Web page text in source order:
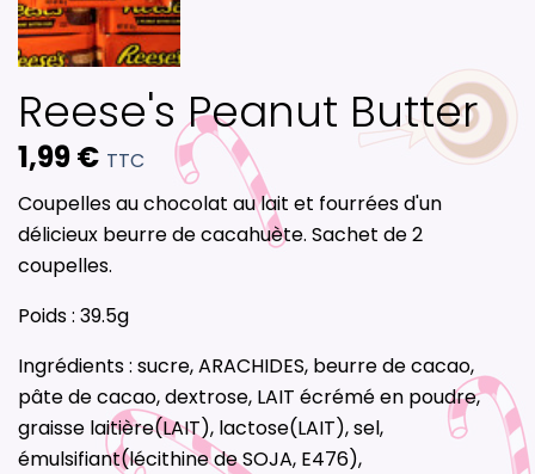
Reese's Peanut Butter
1,99 € TTC
Coupelles au chocolat au lait et fourrées d'un
délicieux beurre de cacahuète. Sachet de 2
coupelles.
Poids : 39.5g
Ingrédients : sucre, ARACHIDES, beurre de cacao,
pâte de cacao, dextrose, LAIT écrémé en poudre,
graisse laitière(LAIT), lactose(LAIT), sel,
émulsifiant(lécithine de SOJA, E476),